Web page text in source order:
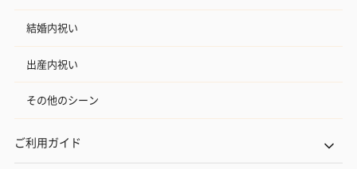
結婚内祝い
出産内祝い
その他のシーン
ご利用ガイド